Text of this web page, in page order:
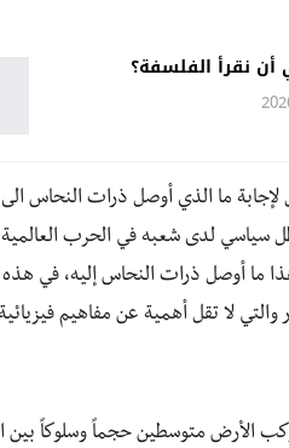
أن نقرأ الفلسفة؟
ما الذي أوصل ذرات النحاس الى
سياسي لدى شعبه في الحرب
ما أوصل ذرات النحاس إليه، في
لا تقل أهمية عن مفاهيم
الأرض متوسطين حجماً وسلوكاً بين